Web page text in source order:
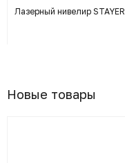
Лазерный нивелир STAYER
Новые товары